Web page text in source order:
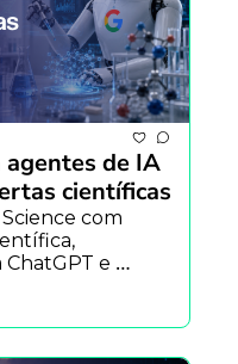
agentes de IA
científicas
com
e
amplia
gerados